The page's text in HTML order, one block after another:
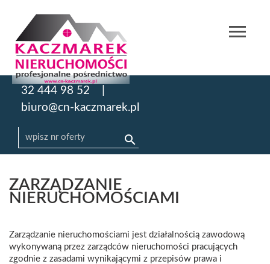
32 444 98 52
biuro@cn-kaczmarek.pl
ZARZĄDZANIE
NIERUCHOMOŚCIAMI
Zarządzanie nieruchomościami jest działalnością zawodową
wykonywaną przez zarządców nieruchomości pracujących
zgodnie z zasadami wynikającymi z przepisów prawa i